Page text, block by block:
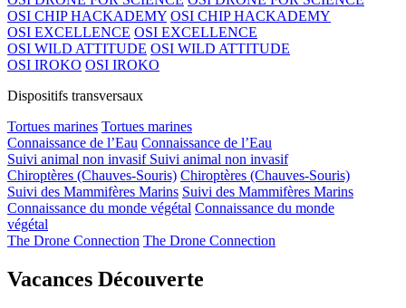
OSI CHIP HACKADEMY OSI CHIP HACKADEMY
OSI EXCELLENCE OSI EXCELLENCE
OSI WILD ATTITUDE OSI WILD ATTITUDE
OSI IROKO OSI IROKO
Dispositifs transversaux
Tortues marines Tortues marines
Connaissance de l’Eau Connaissance de l’Eau
Suivi animal non invasif Suivi animal non invasif
Chiroptères (Chauves-Souris) Chiroptères (Chauves-Souris)
Suivi des Mammifères Marins Suivi des Mammifères Marins
Connaissance du monde végétal Connaissance du monde
végétal
The Drone Connection The Drone Connection
Vacances Découverte